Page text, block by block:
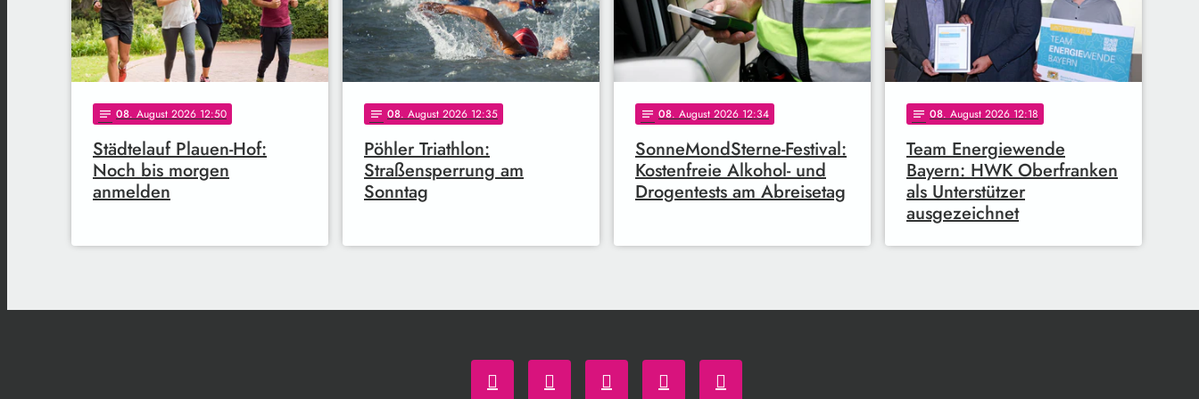
notes 08. August 2026 12:50
Städtelauf Plauen-Hof:
Noch bis morgen
anmelden
notes 08. August 2026 12:35
Pöhler Triathlon:
Straßensperrung am
Sonntag
notes 08. August 2026 12:34
SonneMondSterne-Festival:
Kostenfreie Alkohol- und
Drogentests am Abreisetag
notes 08. August 2026 12:18
Team Energiewende
Bayern: HWK Oberfranken
als Unterstützer
ausgezeichnet